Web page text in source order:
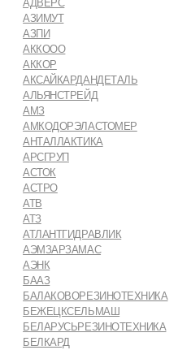
АДВЕРС
АЗИМУТ
АЗПИ
АККООО
АККОР
АКСАЙКАРДАНДЕТАЛЬ
АЛЬЯНСТРЕЙД
АМЗ
АМКОДОРЭЛАСТОМЕР
АНТАЛЛАКТИКА
АРСГРУП
АСТОК
АСТРО
АТВ
АТЗ
АТЛАНТГИДРАВЛИК
АЭМЗАРЗАМАС
АЭНК
БААЗ
БАЛАКОВОРЕЗИНОТЕХНИКА
БЕЖЕЦКСЕЛЬМАШ
БЕЛАРУСЬРЕЗИНОТЕХНИКА
БЕЛКАРД